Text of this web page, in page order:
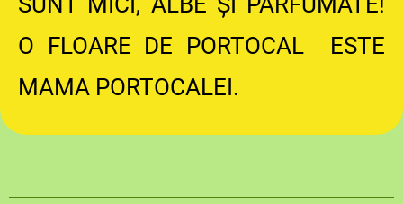
O FLOARE DE PORTOCAL ESTE
MAMA PORTOCALEI.